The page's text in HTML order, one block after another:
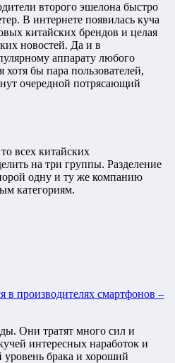
второго эшелона быстро
В интернете появилась куча
китайских брендов и целая
новостей. Да и в
аппарату любого
хотя бы пара пользователей,
очередной потрясающий
всех китайских
на три группы. Разделение
одну и ту же компанию
категориям.
в производителях смартфонов –
Они тратят много сил и
интересных наработок и
брака и хороший